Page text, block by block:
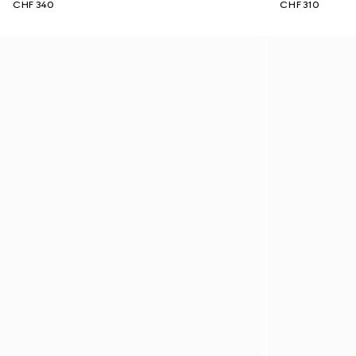
CHF 340
CHF 310